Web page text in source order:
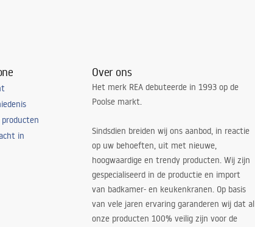
in
Over ons
Het merk REA debuteerde in 1993 op de
Poolse markt.
Sindsdien breiden wij ons aanbod, in reactie
op uw behoeften, uit met nieuwe,
hoogwaardige en trendy producten. Wij zijn
gespecialiseerd in de productie en import
van badkamer- en keukenkranen. Op basis
van vele jaren ervaring garanderen wij dat al
onze producten 100% veilig zijn voor de